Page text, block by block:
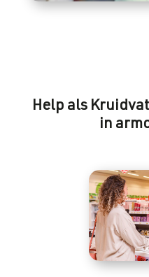
Help als
in